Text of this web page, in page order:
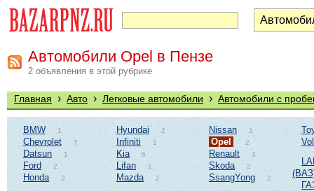
Автомобили Opel в Пензе
2 объявления в этой рубрике
Главная › Авто › Легковые автомобили › Автомобили с
BMW 1
Chevrolet 7
Datsun 1
Ford 2
Honda 2
Hyundai 2
Infiniti 1
Kia 6
Lifan 1
Mazda 2
Nissan 1
Opel 2
Renault 3
Skoda 2
SsangYong 2